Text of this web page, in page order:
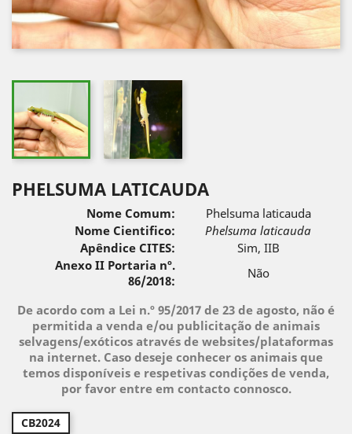
PHELSUMA LATICAUDA
Nome Comum:
Phelsuma laticauda
Nome Cientifico:
Phelsuma laticauda
Apêndice CITES:
Sim, IIB
Anexo II Portaria nº.
86/2018:
Não
De acordo com a Lei n.º 95/2017 de 23 de agosto, não é
permitida a venda e/ou publicitação de animais
selvagens/exóticos através de websites/plataformas
na internet. Caso deseje conhecer os animais que
temos disponíveis e respetivas condições de venda,
por favor entre em contacto connosco.
CB2024